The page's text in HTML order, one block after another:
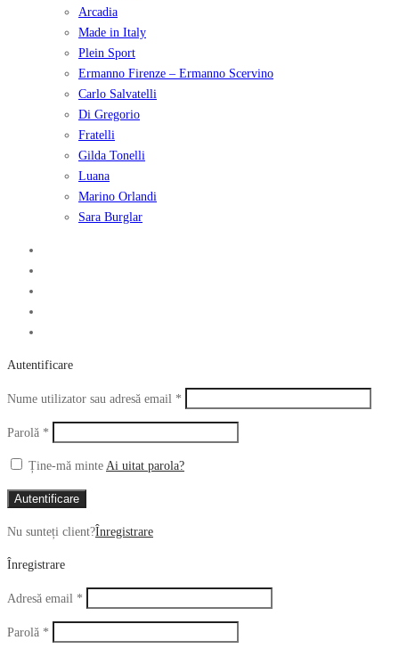
Arcadia
Made in Italy
Plein Sport
Ermanno Firenze – Ermanno Scervino
Carlo Salvatelli
Di Gregorio
Fratelli
Gilda Tonelli
Luana
Marino Orlandi
Sara Burglar
Autentificare
Nume utilizator sau adresă email *
Parolă *
Ține-mă minte Ai uitat parola?
Autentificare
Nu sunteți client?Înregistrare
Înregistrare
Adresă email *
Parolă *